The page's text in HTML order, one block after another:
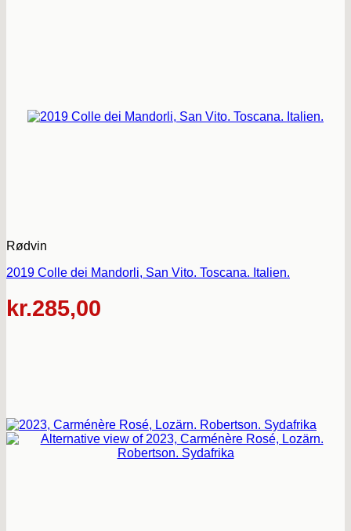
Rødvin
2019 Colle dei Mandorli, San Vito. Toscana. Italien.
kr.285,00